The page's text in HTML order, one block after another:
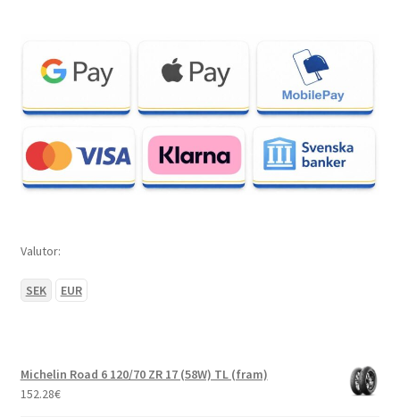
Valutor:
SEK EUR
Michelin Road 6 120/70 ZR 17 (58W) TL (fram)
152.28€